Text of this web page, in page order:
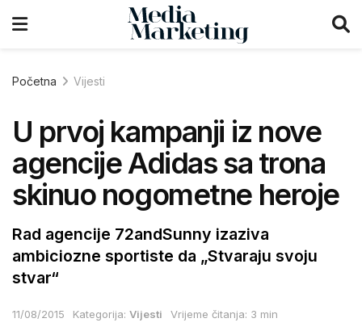
Početna Vijesti
U prvoj kampanji iz nove
agencije Adidas sa trona
skinuo nogometne heroje
Rad agencije 72andSunny izaziva
ambiciozne sportiste da „Stvaraju svoju
stvar“
11/08/2015 Kategorija: Vijesti Vrijeme čitanja: 3 min